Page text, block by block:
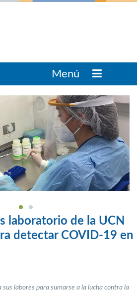
Menú
laboratorio de la UCN
detectar COVID-19 en
labores para sumarse a la lucha contra la